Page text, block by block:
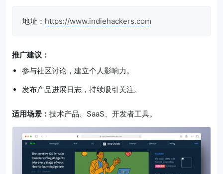
地址： https://www.indiehackers.com
推广建议：
参与社区讨论，建立个人影响力。
发布产品进展日志，持续吸引关注。
适用场景： 技术产品、SaaS、开发者工具。